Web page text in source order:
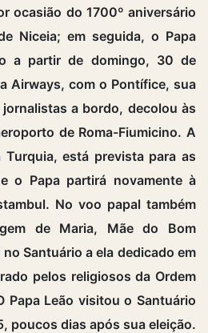
ocasião do 1700º aniversário
Niceia; em seguida, o Papa
a partir de domingo, 30 de
Airways, com o Pontífice, sua
a bordo, decolou às
de Roma-Fiumicino. A
está prevista para as
o Papa partirá novamente à
No voo papal também
de Maria, Mãe do Bom
Santuário a ela dedicado em
pelos religiosos da Ordem
Papa Leão visitou o Santuário
poucos dias após sua eleição.